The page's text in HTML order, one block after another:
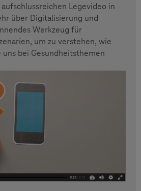
Legevideo in
über Digitalisierung und
Werkzeug für
um zu verstehen, wie
bei Gesundheitsthemen